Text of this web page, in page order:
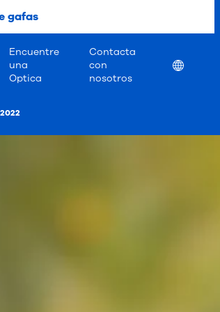
gafas
Encuentre
una
Optica
Contacta
con
nosotros
Location